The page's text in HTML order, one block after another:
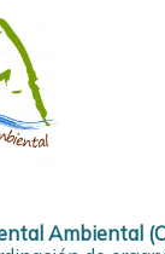
Ambiental